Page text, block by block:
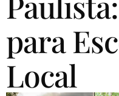
para
Local